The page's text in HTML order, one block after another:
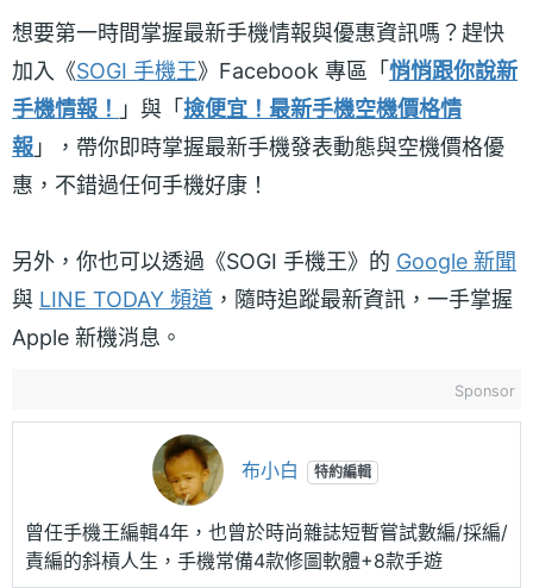
想要第一時間掌握最新手機情報與優惠資訊嗎？趕快
加入《SOGI 手機王》Facebook 專區「悄悄跟你說新
手機情報！ 」與「撿便宜！最新手機空機價格情
報 」，帶你即時掌握最新手機發表動態與空機價格優
惠，不錯過任何手機好康！
另外，你也可以透過《SOGI 手機王》的 Google 新聞
與 LINE TODAY 頻道 ，隨時追蹤最新資訊，一手掌握
Apple 新機消息。
Sponsor
布小白 特約編輯
曾任手機王編輯4年，也曾於時尚雜誌短暫嘗試數編/採編/
責編的斜槓人生，手機常備4款修圖軟體+8款手遊